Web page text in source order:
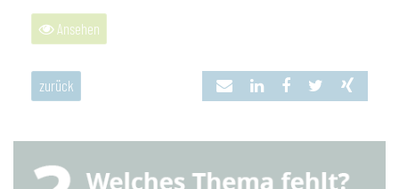
Ansehen
zurück